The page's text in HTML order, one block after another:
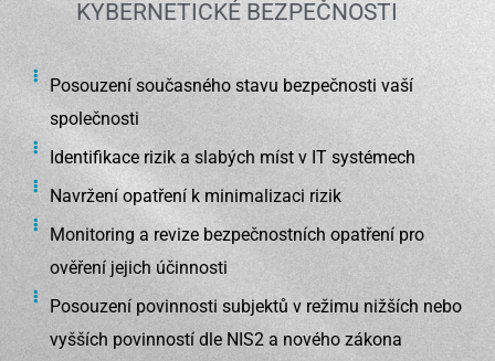
KYBERNETICKÉ BEZPEČNOSTI
Posouzení současného stavu bezpečnosti vaší
společnosti
Identifikace rizik a slabých míst v IT systémech
Navržení opatření k minimalizaci rizik
Monitoring a revize bezpečnostních opatření pro
ověření jejich účinnosti
Posouzení povinnosti subjektů v režimu nižších nebo
vyšších povinností dle NIS2 a nového zákona